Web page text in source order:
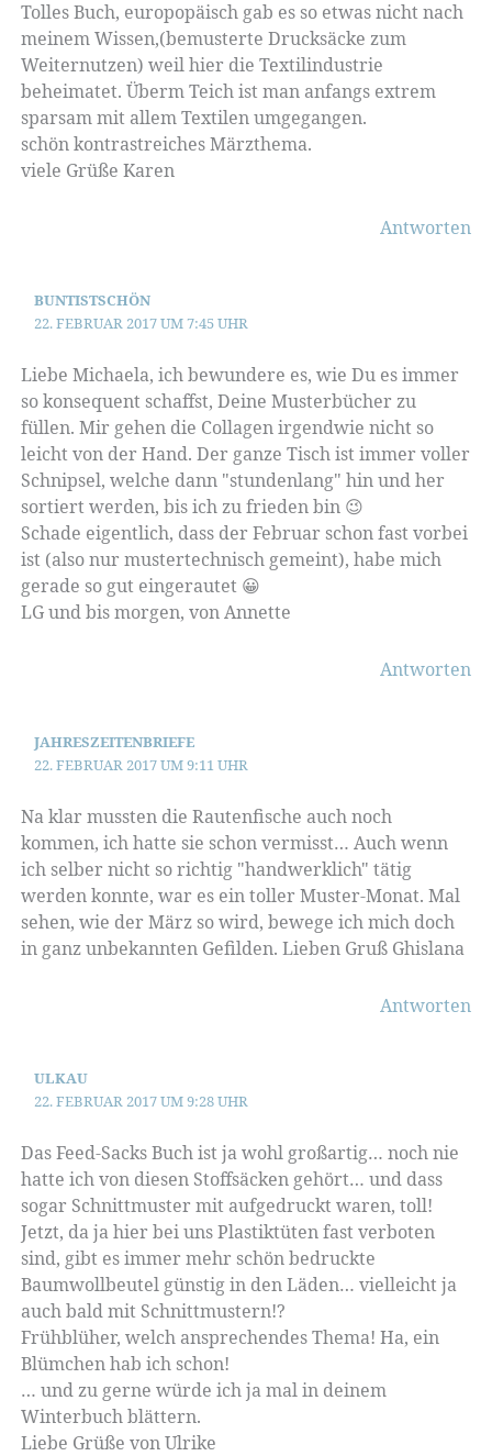
Tolles Buch, europopäisch gab es so etwas nicht nach
meinem Wissen,(bemusterte Drucksäcke zum
Weiternutzen) weil hier die Textilindustrie
beheimatet. Überm Teich ist man anfangs extrem
sparsam mit allem Textilen umgegangen.
schön kontrastreiches Märzthema.
viele Grüße Karen
Antworten
BUNTISTSCHÖN
22. FEBRUAR 2017 UM 7:45 UHR
Liebe Michaela, ich bewundere es, wie Du es immer
so konsequent schaffst, Deine Musterbücher zu
füllen. Mir gehen die Collagen irgendwie nicht so
leicht von der Hand. Der ganze Tisch ist immer voller
Schnipsel, welche dann "stundenlang" hin und her
sortiert werden, bis ich zu frieden bin 😉
Schade eigentlich, dass der Februar schon fast vorbei
ist (also nur mustertechnisch gemeint), habe mich
gerade so gut eingerautet 😀
LG und bis morgen, von Annette
Antworten
JAHRESZEITENBRIEFE
22. FEBRUAR 2017 UM 9:11 UHR
Na klar mussten die Rautenfische auch noch
kommen, ich hatte sie schon vermisst… Auch wenn
ich selber nicht so richtig "handwerklich" tätig
werden konnte, war es ein toller Muster-Monat. Mal
sehen, wie der März so wird, bewege ich mich doch
in ganz unbekannten Gefilden. Lieben Gruß Ghislana
Antworten
ULKAU
22. FEBRUAR 2017 UM 9:28 UHR
Das Feed-Sacks Buch ist ja wohl großartig… noch nie
hatte ich von diesen Stoffsäcken gehört… und dass
sogar Schnittmuster mit aufgedruckt waren, toll!
Jetzt, da ja hier bei uns Plastiktüten fast verboten
sind, gibt es immer mehr schön bedruckte
Baumwollbeutel günstig in den Läden… vielleicht ja
auch bald mit Schnittmustern!?
Frühblüher, welch ansprechendes Thema! Ha, ein
Blümchen hab ich schon!
… und zu gerne würde ich ja mal in deinem
Winterbuch blättern.
Liebe Grüße von Ulrike